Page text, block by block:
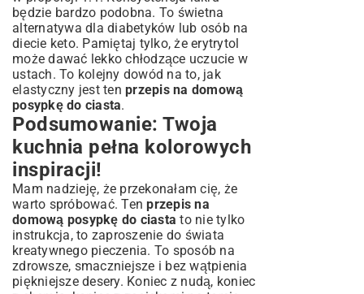
będzie bardzo podobna. To świetna
alternatywa dla diabetyków lub osób na
diecie keto. Pamiętaj tylko, że erytrytol
może dawać lekko chłodzące uczucie w
ustach. To kolejny dowód na to, jak
elastyczny jest ten przepis na domową
posypkę do ciasta.
Podsumowanie: Twoja
kuchnia pełna kolorowych
inspiracji!
Mam nadzieję, że przekonałam cię, że
warto spróbować. Tenprzepis na
domową posypkę do ciasta to nie tylko
instrukcja, to zaproszenie do świata
kreatywnego pieczenia. To sposób na
zdrowsze, smaczniejsze i bez wątpienia
piękniejsze desery. Koniec z nudą, koniec